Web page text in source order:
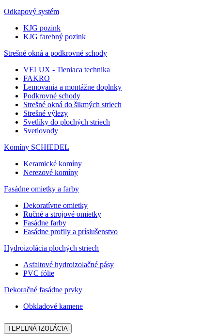
Odkapový systém
KJG pozink
KJG farebný pozink
Strešné okná a podkrovné schody
VELUX - Tieniaca technika
FAKRO
Lemovania a montážne doplnky
Podkrovné schody
Strešné okná do šikmých striech
Strešné výlezy
Svetlíky do plochých striech
Svetlovody
Komíny SCHIEDEL
Keramické komíny
Nerezové komíny
Fasádne omietky a farby
Dekoratívne omietky
Ručné a strojové omietky
Fasádne farby
Fasádne profily a príslušenstvo
Hydroizolácia plochých striech
Asfaltové hydroizolačné pásy
PVC fólie
Dekoračné fasádne prvky
Obkladové kamene
TEPELNÁ IZOLÁCIA